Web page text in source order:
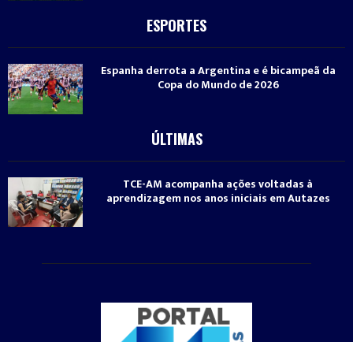
ESPORTES
Espanha derrota a Argentina e é bicampeã da
Copa do Mundo de 2026
ÚLTIMAS
TCE-AM acompanha ações voltadas à
aprendizagem nos anos iniciais em Autazes